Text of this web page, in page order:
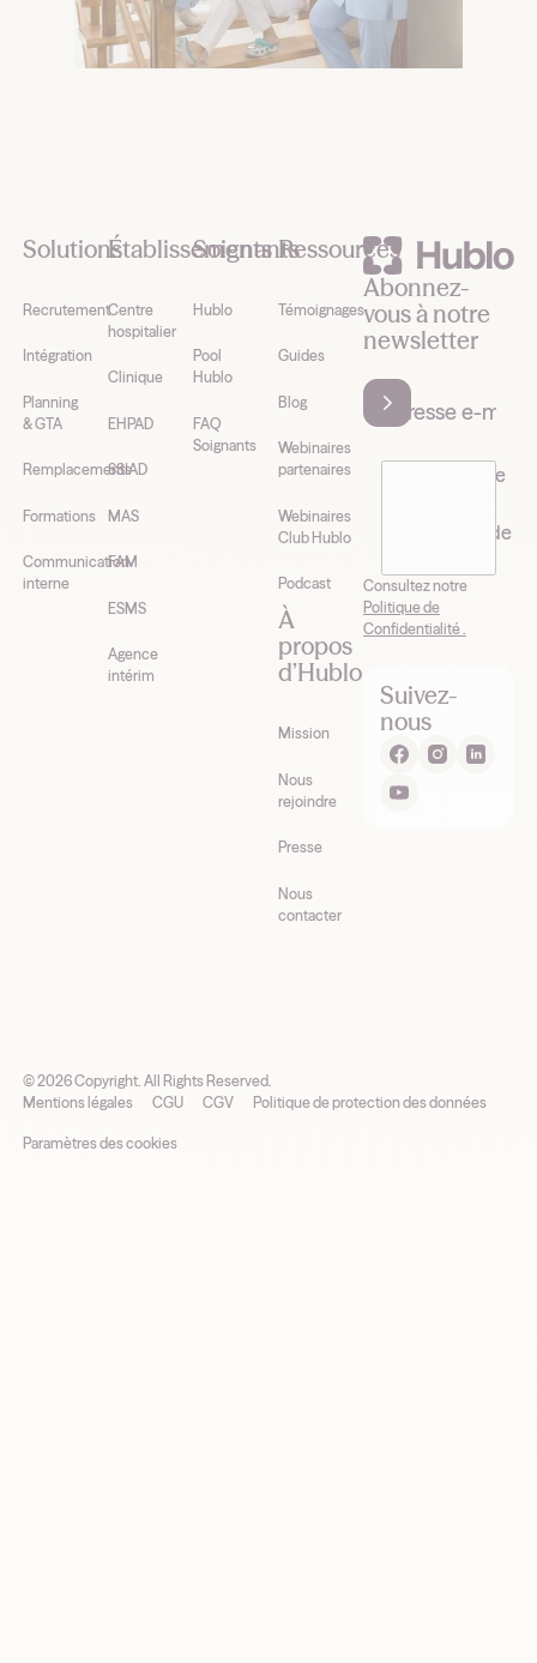
Solutions
Recrutement
Intégration
Planning
& GTA
Remplacements
Formations
Communication
interne
Établissements
Centre
hospitalier
Clinique
EHPAD
SSIAD
MAS
FAM
ESMS
Agence
intérim
Soignants
Hublo
Pool
Hublo
FAQ
Soignants
Ressources
Témoignages
Guides
Blog
Webinaires
partenaires
Webinaires
Club Hublo
Podcast
À
propos
d’Hublo
Mission
Nous
rejoindre
Presse
Nous
contacter
Abonnez-
vous à notre
newsletter
J’accepte de
newsletter de
Consultez notre
Politique de
Confidentialité .
Suivez-
nous
©2026Copyright. All Rights Reserved.
Mentions légales
CGU CGV Politique de protection des données
Paramètres des cookies